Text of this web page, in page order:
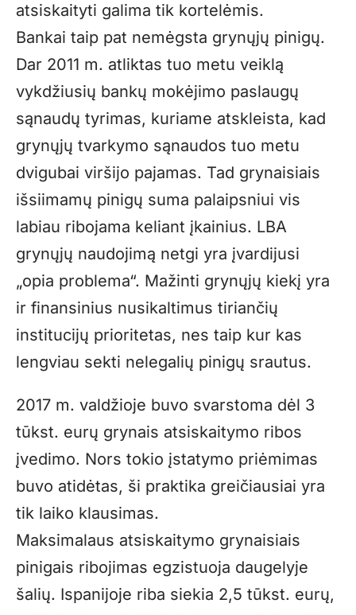
atsiskaityti galima tik kortelėmis.
Bankai taip pat nemėgsta grynųjų pinigų.
Dar 2011 m. atliktas tuo metu veiklą
vykdžiusių bankų mokėjimo paslaugų
sąnaudų tyrimas, kuriame atskleista, kad
grynųjų tvarkymo sąnaudos tuo metu
dvigubai viršijo pajamas. Tad grynaisiais
išsiimamų pinigų suma palaipsniui vis
labiau ribojama keliant įkainius. LBA
grynųjų naudojimą netgi yra įvardijusi
„opia problema“. Mažinti grynųjų kiekį yra
ir finansinius nusikaltimus tiriančių
institucijų prioritetas, nes taip kur kas
lengviau sekti nelegalių pinigų srautus.
2017 m. valdžioje buvo svarstoma dėl 3
tūkst. eurų grynais atsiskaitymo ribos
įvedimo. Nors tokio įstatymo priėmimas
buvo atidėtas, ši praktika greičiausiai yra
tik laiko klausimas.
Maksimalaus atsiskaitymo grynaisiais
pinigais ribojimas egzistuoja daugelyje
šalių. Ispanijoje riba siekia 2,5 tūkst. eurų,